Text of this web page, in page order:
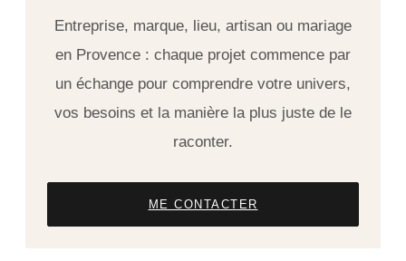
Entreprise, marque, lieu, artisan ou mariage
en Provence : chaque projet commence par
un échange pour comprendre votre univers,
vos besoins et la manière la plus juste de le
raconter.
ME CONTACTER